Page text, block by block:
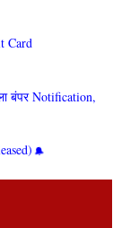
Card
बंपर Notification,